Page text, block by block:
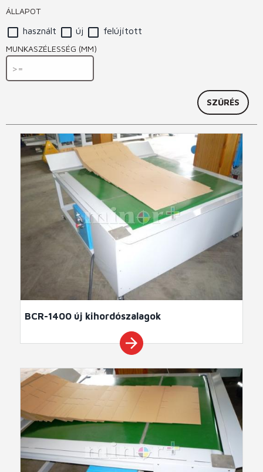
ÁLLAPOT
használt új felújított
MUNKASZÉLESSÉG (MM)
BCR-1400 új kihordószalagok
arrow_forward